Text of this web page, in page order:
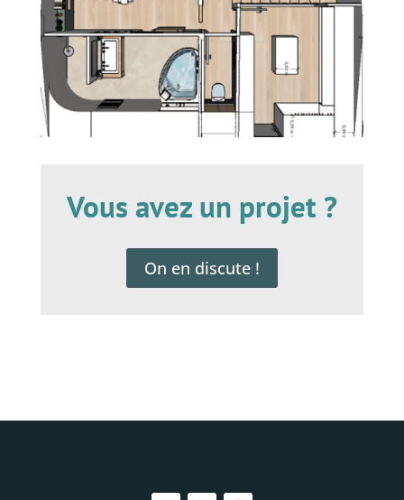
Vous avez un projet ?
On en discute !